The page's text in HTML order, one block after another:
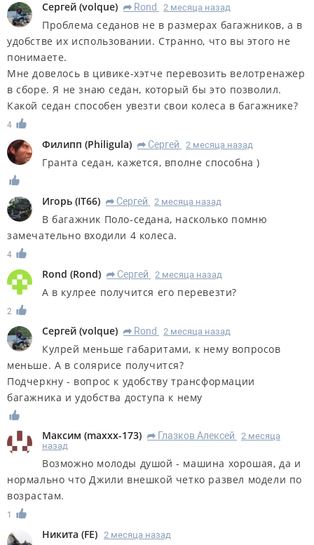
Сергей (volque) R Rond 2 месяца назад
Проблема седанов не в размерах багажников, а в
удобстве их использовании. Странно, что вы этого не
понимаете.
Мне довелось в цивике-хэтче перевозить велотренажер
в сборе. Я не знаю седан, который бы это позволил.
Какой седан способен увезти свои колеса в багажнике?
4
Филипп (Philigula) R Сергей 2 месяца назад
Гранта седан, кажется, вполне способна )
Игорь (IT66) R Сергей 2 месяца назад
В багажник Поло-седана, насколько помню
замечательно входили 4 колеса.
4
Rond (Rond) R Сергей 2 месяца назад
А в кулрее получится его перевезти?
2
Сергей (volque) R Rond 2 месяца назад
Кулрей меньше габаритами, к нему вопросов
меньше. А в солярисе получится?
Подчеркну - вопрос к удобству трансформации
багажника и удобства доступа к нему
Максим (maxxx-173) R Глазков Алексей
2 месяца
назад
Возможно молоды душой - машина хорошая, да и
нормально что Джили внешкой четко развел модели по
возрастам.
1
Никита (FE) 2 месяца назад